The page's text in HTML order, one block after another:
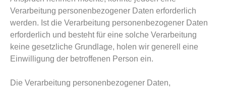
Verarbeitung personenbezogener Daten erforderlich
werden. Ist die Verarbeitung personenbezogener Daten
erforderlich und besteht für eine solche Verarbeitung
keine gesetzliche Grundlage, holen wir generell eine
Einwilligung der betroffenen Person ein.
Die Verarbeitung personenbezogener Daten,